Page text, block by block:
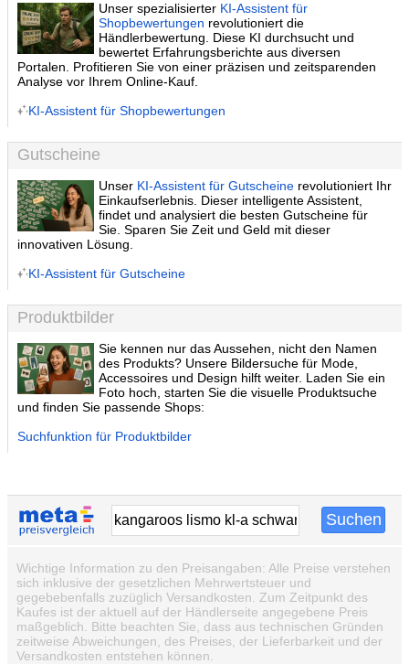
Unser spezialisierter KI-Assistent für
Shopbewertungen revolutioniert die
Händlerbewertung. Diese KI durchsucht und
bewertet Erfahrungsberichte aus diversen
Portalen. Profitieren Sie von einer präzisen und zeitsparenden
Analyse vor Ihrem Online-Kauf.
KI-Assistent für Shopbewertungen
Gutscheine
Unser KI-Assistent für Gutscheine revolutioniert Ihr
Einkaufserlebnis. Dieser intelligente Assistent,
findet und analysiert die besten Gutscheine für
Sie. Sparen Sie Zeit und Geld mit dieser
innovativen Lösung.
KI-Assistent für Gutscheine
Produktbilder
Sie kennen nur das Aussehen, nicht den Namen
des Produkts? Unsere Bildersuche für Mode,
Accessoires und Design hilft weiter. Laden Sie ein
Foto hoch, starten Sie die visuelle Produktsuche
und finden Sie passende Shops:
Suchfunktion für Produktbilder
Wichtige Information zu den Preisangaben: Alle Preise verstehen
sich inklusive der gesetzlichen Mehrwertsteuer und
gegebebenfalls zuzüglich Versandkosten. Zum Zeitpunkt des
Kaufes ist der aktuell auf der Händlerseite angegebene Preis
maßgeblich. Bitte beachten Sie, dass aus technischen Gründen
zeitweise Abweichungen, des Preises, der Lieferbarkeit und der
Versandkosten entstehen können.